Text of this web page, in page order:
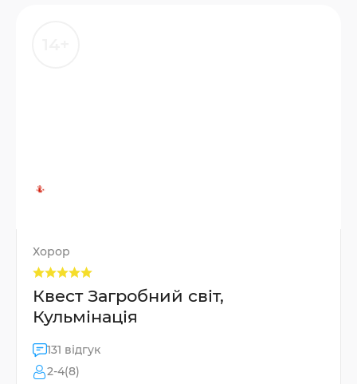
Хорор
Квест Загробний світ,
Кульмінація
131 відгук
2-4(8)